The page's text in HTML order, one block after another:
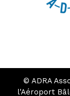
© ADRA
l'Aéroport